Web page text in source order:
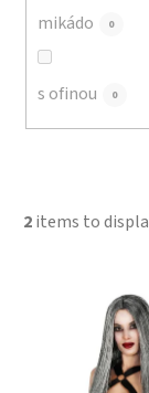
mikádo 0
s ofinou 0
2items to